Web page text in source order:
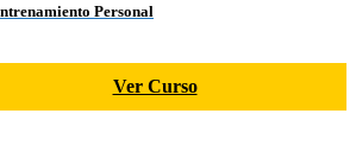
Personal
Ver Curso